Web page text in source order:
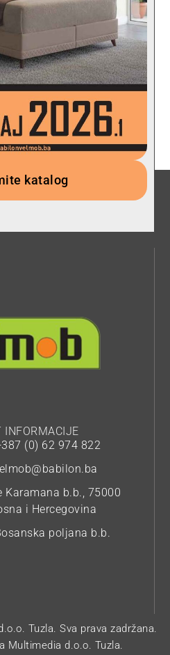
katalog
INFORMACIJE
(0) 62 974 822
Karamana b.b., 75000
i Hercegovina
poljana b.b.
Tuzla. Sva prava zadržana.
Multimedia d.o.o. Tuzla.